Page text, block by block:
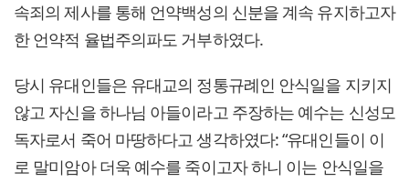
속죄의 제사를 통해 언약백성의 신분을 계속 유지하고자
한 언약적 율법주의파도 거부하였다.
당시 유대인들은 유대교의 정통규례인 안식일을 지키지
않고 자신을 하나님 아들이라고 주장하는 예수는 신성모
독자로서 죽어 마땅하다고 생각하였다: “유대인들이 이
로 말미암아 더욱 예수를 죽이고자 하니 이는 안식일을